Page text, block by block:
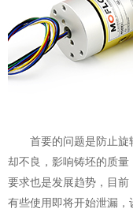
首要的问题是防止旋
却不良，影响铸坯的质
要求也是发展趋势，目前
有些使用即将开始泄漏